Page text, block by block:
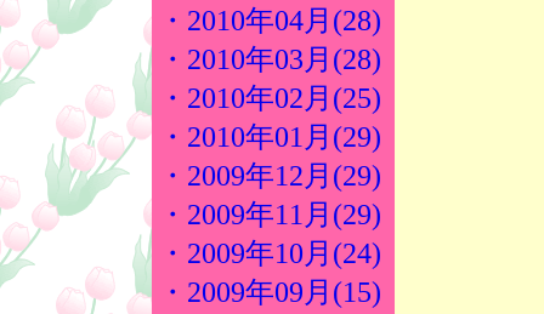
・2010年04月(28)
・2010年03月(28)
・2010年02月(25)
・2010年01月(29)
・2009年12月(29)
・2009年11月(29)
・2009年10月(24)
・2009年09月(15)